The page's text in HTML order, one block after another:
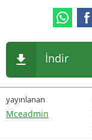
İndir
yayınlanan
Mceadmin